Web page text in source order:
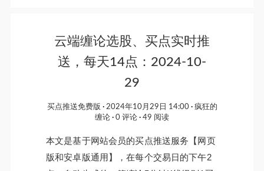
云端缠论选股、买点实时推
送，每天14点：2024-10-
29
买点推送免费版 2024年10月29日 14:00
疯狂的
缠论
0 评论 49 阅读
本文是基于网站会员的买点推送服务【网页
版和安卓版通用】，在每个交易日的下午2